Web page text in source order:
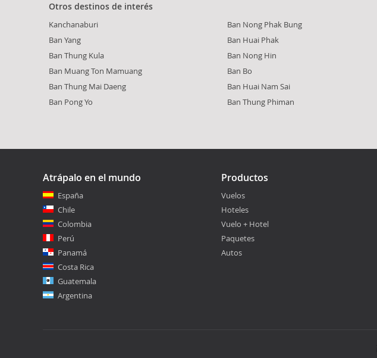
Otros destinos de interés
Kanchanaburi
Ban Yang
Ban Thung Kula
Ban Muang Ton Mamuang
Ban Thung Mai Daeng
Ban Pong Yo
Ban Nong Phak Bung
Ban Huai Phak
Ban Nong Hin
Ban Bo
Ban Huai Nam Sai
Ban Thung Phiman
Atrápalo en el mundo
España
Chile
Colombia
Perú
Panamá
Costa Rica
Guatemala
Argentina
Productos
Vuelos
Hoteles
Vuelo + Hotel
Paquetes
Autos